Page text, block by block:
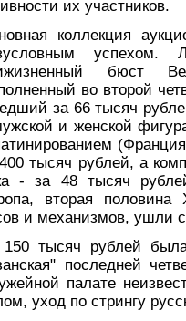
их участников.
коллекция
успехом.
бюст
во второй
за 66 тысяч
и женской
тысяч рублей, а
- за 48 тысяч
вторая половина
и механизмов, ушли
тысяч рублей была
последней
палате
уход по стрингу